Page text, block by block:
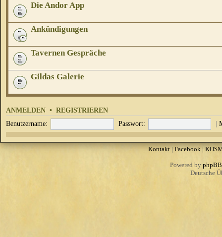
Die Andor App
Ankündigungen
Tavernen Gespräche
Gildas Galerie
ANMELDEN • REGISTRIEREN
Benutzername: Passwort: |
Kontakt| Facebook|
Powered by phpBB
Deutsche